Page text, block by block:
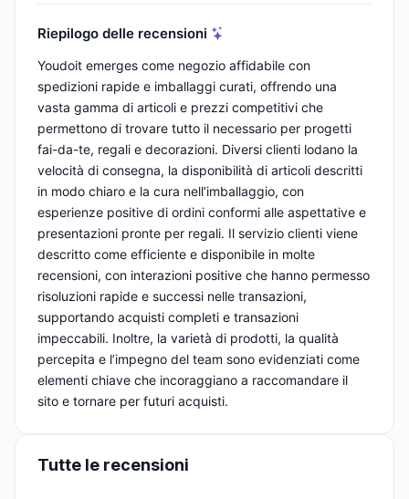
Riepilogo delle recensioni
Youdoit emerges come negozio affidabile con
spedizioni rapide e imballaggi curati, offrendo una
vasta gamma di articoli e prezzi competitivi che
permettono di trovare tutto il necessario per progetti
fai-da-te, regali e decorazioni. Diversi clienti lodano la
velocità di consegna, la disponibilità di articoli descritti
in modo chiaro e la cura nell’imballaggio, con
esperienze positive di ordini conformi alle aspettative e
presentazioni pronte per regali. Il servizio clienti viene
descritto come efficiente e disponibile in molte
recensioni, con interazioni positive che hanno permesso
risoluzioni rapide e successi nelle transazioni,
supportando acquisti completi e transazioni
impeccabili. Inoltre, la varietà di prodotti, la qualità
percepita e l’impegno del team sono evidenziati come
elementi chiave che incoraggiano a raccomandare il
sito e tornare per futuri acquisti.
Tutte le recensioni